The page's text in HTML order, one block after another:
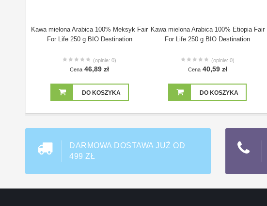
Kawa mielona Arabica 100% Meksyk Fair
For Life 250 g BIO Destination
(opinie: 0)
Cena 46,89 zł
DO KOSZYKA
Kawa mielona Arabica 100% Etiopia Fair
For Life 250 g BIO Destination
(opinie: 0)
Cena 40,59 zł
DO KOSZYKA
DARMOWA DOSTAWA JUŻ OD
499 ZŁ